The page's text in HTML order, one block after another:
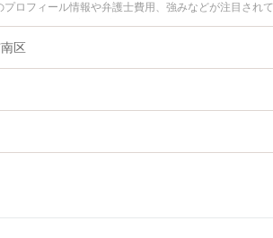
ロフィール情報や弁護士費用、強みなどが注目され
ブル解決の実績豊富な近くの弁護士を検索したい
めです。
区